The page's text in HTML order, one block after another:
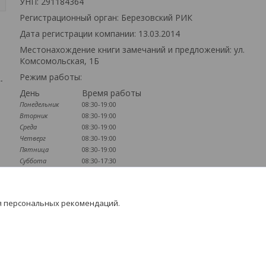
Регистрационный орган: Березовский РИК
Дата регистрации компании: 13.03.2014
Местонахождение книги замечаний и предложений: ул.
Комсомольская, 1Б
Режим работы:
День
Время работы
Понедельник
08:30-19:00
Вторник
08:30-19:00
Среда
08:30-19:00
Четверг
08:30-19:00
Пятница
08:30-19:00
Суббота
08:30-17:30
Наличие документов
персональных рекомендаций.